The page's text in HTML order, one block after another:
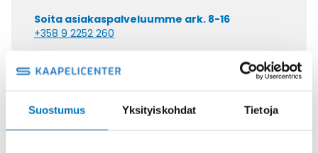
Suostumus Yksityiskohdat Tietoja
Soita asiakaspalveluumme ark. 8-16
+358 9 2252 260
Tai lähetä sähköpostia